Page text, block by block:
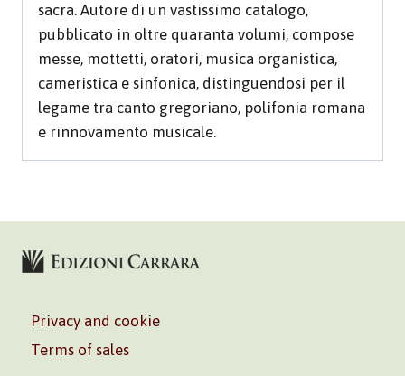
sacra. Autore di un vastissimo catalogo,
pubblicato in oltre quaranta volumi, compose
messe, mottetti, oratori, musica organistica,
cameristica e sinfonica, distinguendosi per il
legame tra canto gregoriano, polifonia romana
e rinnovamento musicale.
Privacy and cookie
Terms of sales